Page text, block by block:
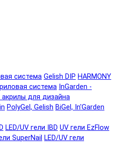
система Gelish DIP HARMONY
система InGarden -
для дизайна
PolyGel, Gelish BiGel, In'Garden
LED/UV гели IBD UV гели EzFlow
SuperNail LED/UV гели